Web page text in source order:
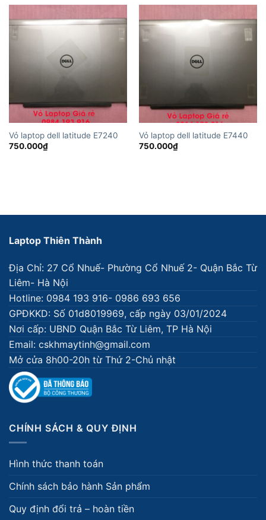
Vỏ laptop dell latitude E7240
750.000₫
Vỏ laptop dell latitude E7440
750.000₫
Laptop Thiên Thành
Địa Chỉ: 27 Cổ Nhuế- Phường Cổ Nhuế 2- Quận Bắc Từ
Liêm- Hà Nội
Hotline: 0984 193 916- 0986 693 656
GPĐKKD: Số 01d8019969, cấp ngày 03/01/2024
Nơi cấp: UBND Quận Bắc Từ Liêm, TP Hà Nội
Email: cskhmaytinh@gmail.com
Mở cửa 8h00-20h từ Thứ 2-Chủ nhật
CHÍNH SÁCH & QUY ĐỊNH
Hình thức thanh toán
Chính sách bảo hành Sản phẩm
Quy định đổi trả – hoàn tiền